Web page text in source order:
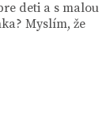
deti a s malou
Myslím, že